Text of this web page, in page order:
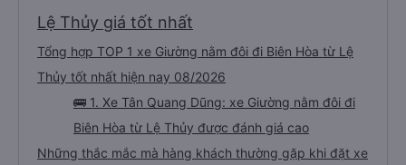
Lệ Thủy giá tốt nhất
Tổng hợp TOP 1 xe Giường nằm đôi đi Biên Hòa từ Lệ
Thủy tốt nhất hiện nay 08/2026
🚌 1. Xe Tân Quang Dũng: xe Giường nằm đôi đi
Biên Hòa từ Lệ Thủy được đánh giá cao
Những thắc mắc mà hàng khách thường gặp khi đặt xe